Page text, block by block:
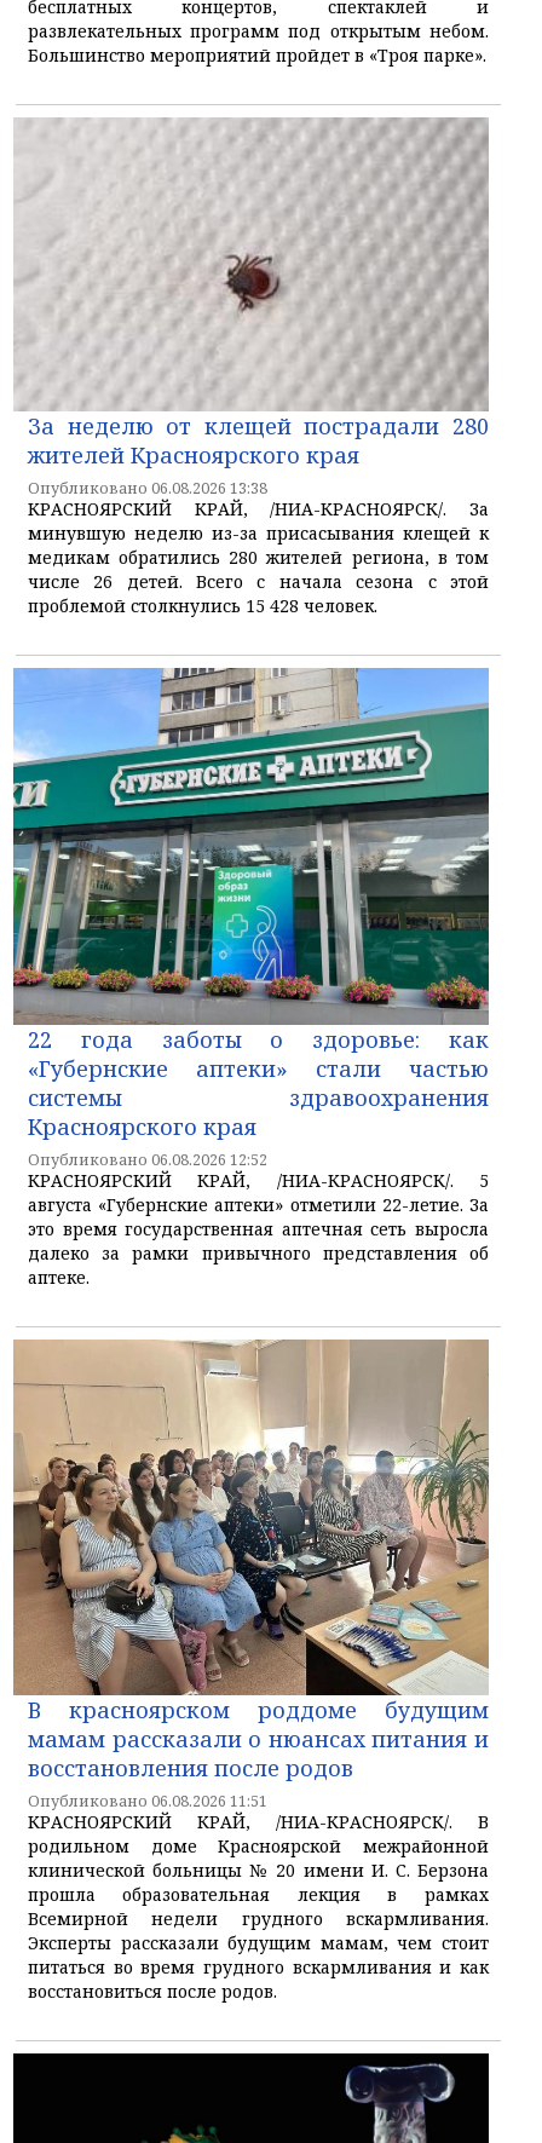
бесплатных концертов, спектаклей и
развлекательных программ под открытым небом.
Большинство мероприятий пройдет в «Троя парке».
За неделю от клещей пострадали 280
жителей Красноярского края
Опубликовано 06.08.2026 13:38
КРАСНОЯРСКИЙ КРАЙ, /НИА-КРАСНОЯРСК/. За
минувшую неделю из-за присасывания клещей к
медикам обратились 280 жителей региона, в том
числе 26 детей. Всего с начала сезона с этой
проблемой столкнулись 15 428 человек.
22 года заботы о здоровье: как
«Губернские аптеки» стали частью
системы здравоохранения
Красноярского края
Опубликовано 06.08.2026 12:52
КРАСНОЯРСКИЙ КРАЙ, /НИА-КРАСНОЯРСК/. 5
августа «Губернские аптеки» отметили 22-летие. За
это время государственная аптечная сеть выросла
далеко за рамки привычного представления об
аптеке.
В красноярском роддоме будущим
мамам рассказали о нюансах питания и
восстановления после родов
Опубликовано 06.08.2026 11:51
КРАСНОЯРСКИЙ КРАЙ, /НИА-КРАСНОЯРСК/. В
родильном доме Красноярской межрайонной
клинической больницы № 20 имени И. С. Берзона
прошла образовательная лекция в рамках
Всемирной недели грудного вскармливания.
Эксперты рассказали будущим мамам, чем стоит
питаться во время грудного вскармливания и как
восстановиться после родов.